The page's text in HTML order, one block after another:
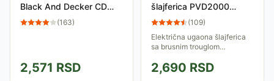
Black And Decker CD
400
(163)
2,571 RSD
šlajferica PVD2000
7584672959/2
(109)
Električna ugaona šlajferica
sa brusnim trouglom
Motor snage 180W postiže i
do 10.000 obrtaja u minuti.
2,690 RSD